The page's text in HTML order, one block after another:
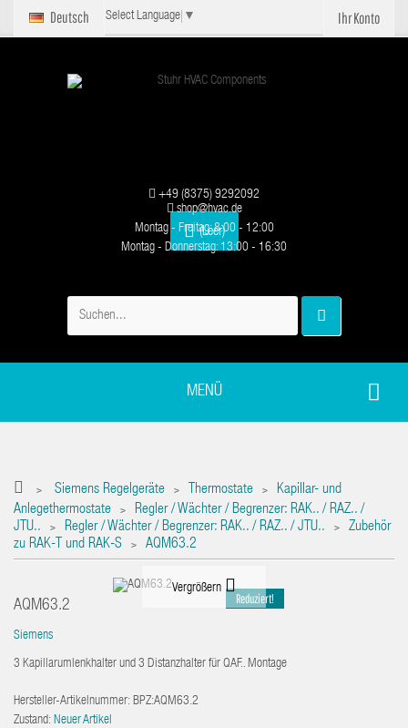
Ihr Konto
Deutsch Select Language ▼
(Leer)
+49 (8375) 9292092
shop@hvac.de
Montag - Freitag: 8:00 - 12:00
Montag - Donnerstag: 13:00 - 16:30
MENÜ
> Siemens Regelgeräte > Thermostate >
Kapillar- und
Anlegethermostate
>
Regler / Wächter / Begrenzer: RAK.. / RAZ.. /
JTU..
> Regler / Wächter / Begrenzer: RAK.. / RAZ.. / JTU.. >
Zubehör
zu RAK-T und RAK-S
> AQM63.2
Reduziert!
Vergrößern
AQM63.2
Siemens
3 Kapillarumlenkhalter und 3 Distanzhalter für QAF.. Montage
Hersteller-Artikelnummer: BPZ:AQM63.2
Zustand: Neuer Artikel